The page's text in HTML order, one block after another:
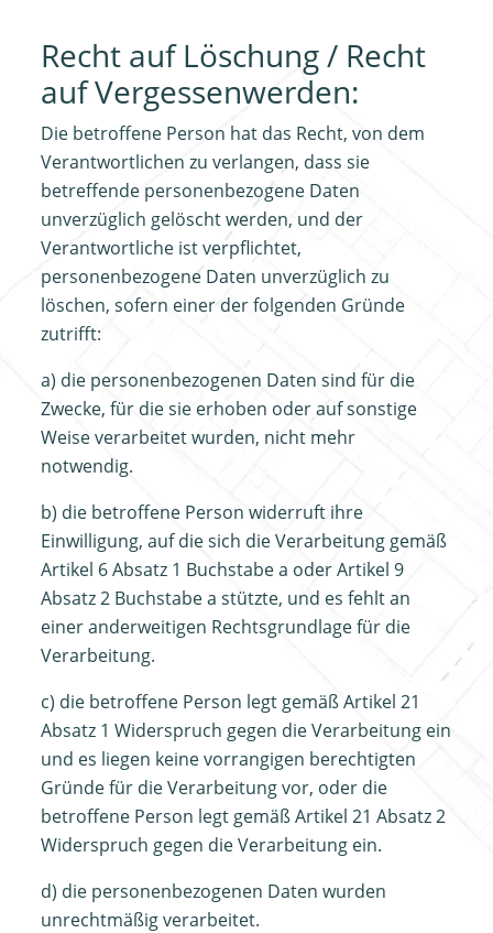
Recht auf Löschung / Recht
auf Vergessenwerden:
Die betroffene Person hat das Recht, von dem
Verantwortlichen zu verlangen, dass sie
betreffende personenbezogene Daten
unverzüglich gelöscht werden, und der
Verantwortliche ist verpflichtet,
personenbezogene Daten unverzüglich zu
löschen, sofern einer der folgenden Gründe
zutrifft:
a) die personenbezogenen Daten sind für die
Zwecke, für die sie erhoben oder auf sonstige
Weise verarbeitet wurden, nicht mehr
notwendig.
b) die betroffene Person widerruft ihre
Einwilligung, auf die sich die Verarbeitung gemäß
Artikel 6 Absatz 1 Buchstabe a oder Artikel 9
Absatz 2 Buchstabe a stützte, und es fehlt an
einer anderweitigen Rechtsgrundlage für die
Verarbeitung.
c) die betroffene Person legt gemäß Artikel 21
Absatz 1 Widerspruch gegen die Verarbeitung ein
und es liegen keine vorrangigen berechtigten
Gründe für die Verarbeitung vor, oder die
betroffene Person legt gemäß Artikel 21 Absatz 2
Widerspruch gegen die Verarbeitung ein.
d) die personenbezogenen Daten wurden
unrechtmäßig verarbeitet.